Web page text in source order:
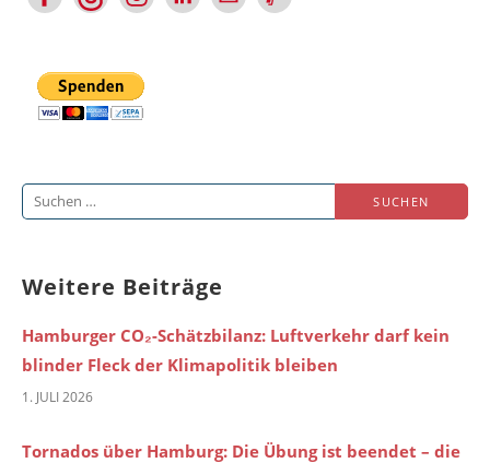
Suchen
Weitere Beiträge
Hamburger CO₂-Schätzbilanz: Luftverkehr darf kein
blinder Fleck der Klimapolitik bleiben
1. JULI 2026
Tornados über Hamburg: Die Übung ist beendet – die